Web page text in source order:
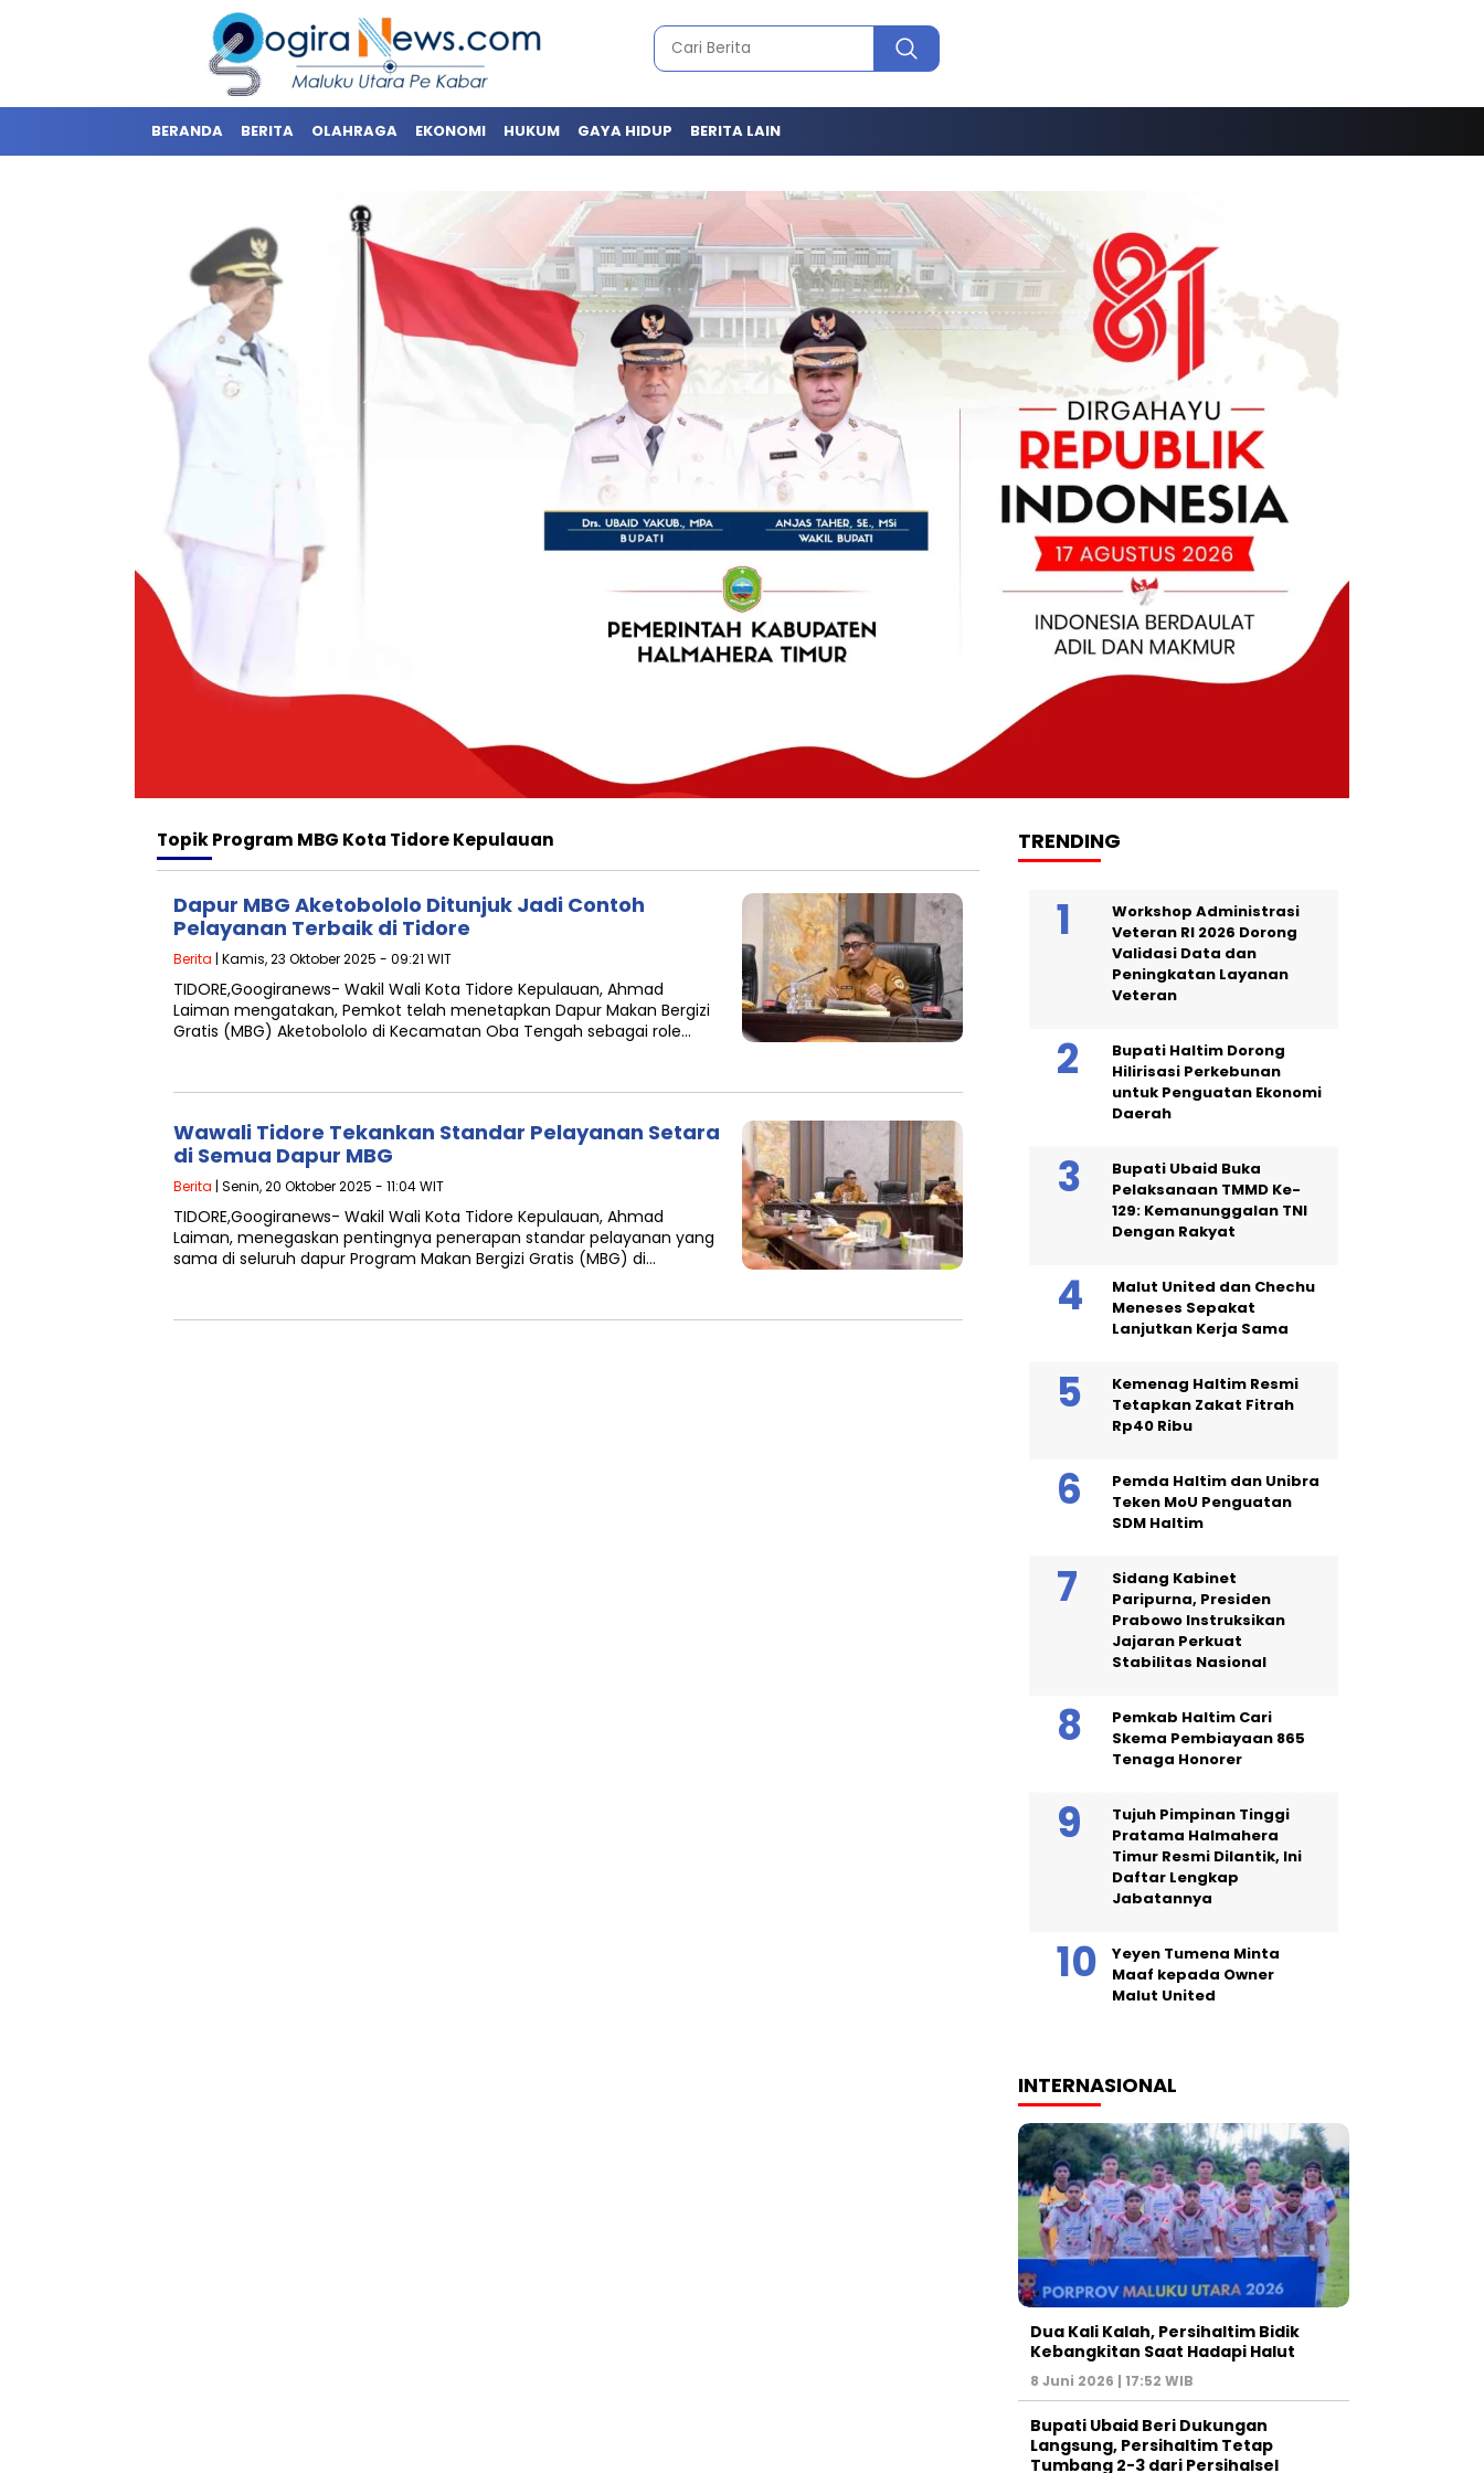
BERANDA BERITA OLAHRAGA EKONOMI HUKUM GAYA HIDUP BERITA LAIN
TopikProgram MBG Kota Tidore Kepulauan
Dapur MBG Aketobololo Ditunjuk Jadi Contoh
Pelayanan Terbaik di Tidore
Berita | Kamis, 23 Oktober 2025 - 09:21 WIT
TIDORE,Googiranews- Wakil Wali Kota Tidore Kepulauan, Ahmad
Laiman mengatakan, Pemkot telah menetapkan Dapur Makan Bergizi
Gratis (MBG) Aketobololo di Kecamatan Oba Tengah sebagai role…
Wawali Tidore Tekankan Standar Pelayanan Setara
di Semua Dapur MBG
Berita | Senin, 20 Oktober 2025 - 11:04 WIT
TIDORE,Googiranews- Wakil Wali Kota Tidore Kepulauan, Ahmad
Laiman, menegaskan pentingnya penerapan standar pelayanan yang
sama di seluruh dapur Program Makan Bergizi Gratis (MBG) di…
TRENDING
Workshop Administrasi
Veteran RI 2026 Dorong
Validasi Data dan
Peningkatan Layanan
Veteran
Bupati Haltim Dorong
Hilirisasi Perkebunan
untuk Penguatan Ekonomi
Daerah
Bupati Ubaid Buka
Pelaksanaan TMMD Ke-
129: Kemanunggalan TNI
Dengan Rakyat
Malut United dan Chechu
Meneses Sepakat
Lanjutkan Kerja Sama
Kemenag Haltim Resmi
Tetapkan Zakat Fitrah
Rp40 Ribu
Pemda Haltim dan Unibra
Teken MoU Penguatan
SDM Haltim
Sidang Kabinet
Paripurna, Presiden
Prabowo Instruksikan
Jajaran Perkuat
Stabilitas Nasional
Pemkab Haltim Cari
Skema Pembiayaan 865
Tenaga Honorer
Tujuh Pimpinan Tinggi
Pratama Halmahera
Timur Resmi Dilantik, Ini
Daftar Lengkap
Jabatannya
Yeyen Tumena Minta
Maaf kepada Owner
Malut United
INTERNASIONAL
Dua Kali Kalah, Persihaltim Bidik
Kebangkitan Saat Hadapi Halut
8 Juni 2026 | 17:52 WIB
Bupati Ubaid Beri Dukungan
Langsung, Persihaltim Tetap
Tumbang 2-3 dari Persihalsel